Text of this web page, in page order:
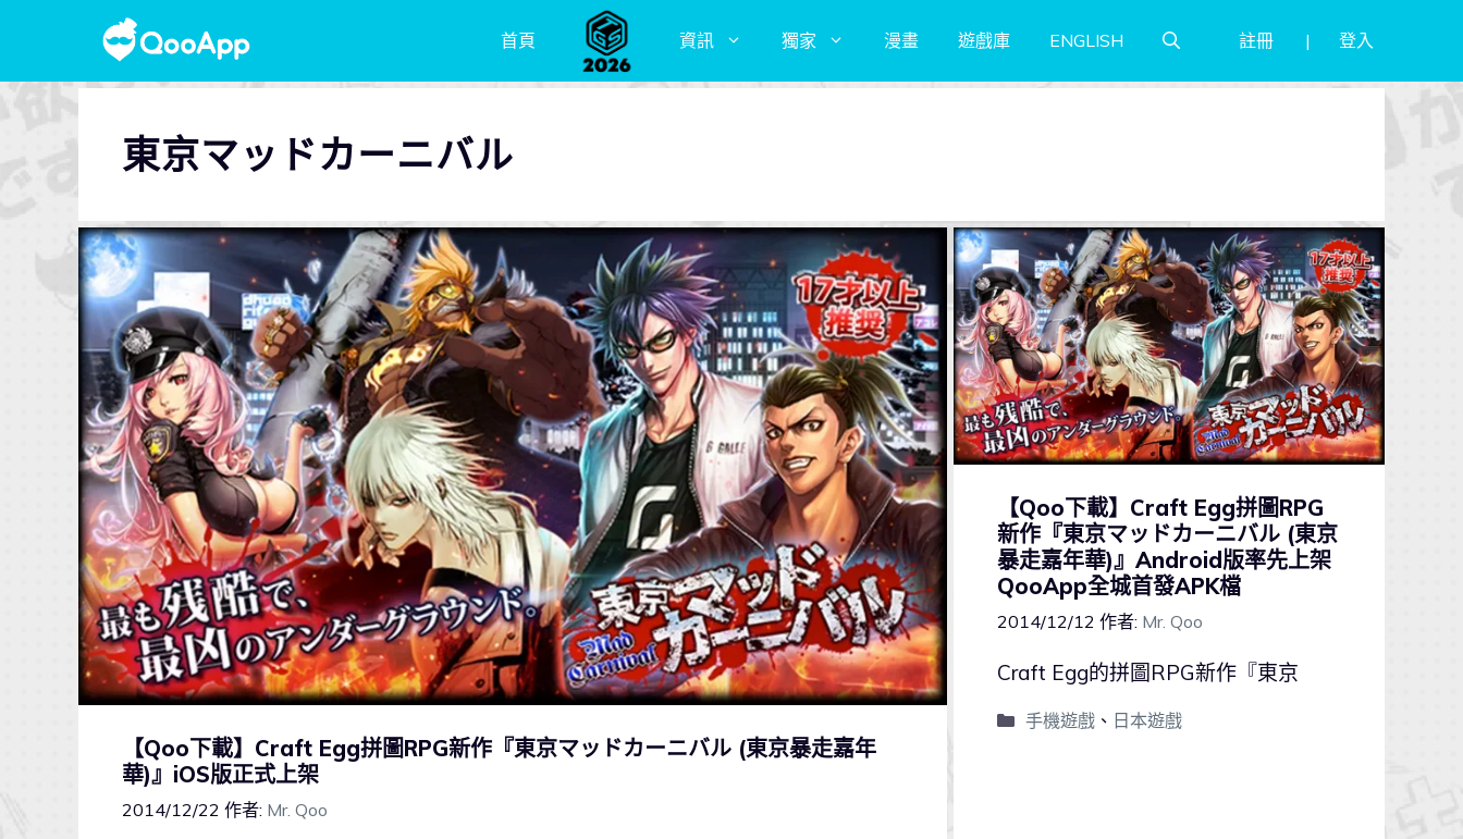
首頁 資訊 獨家 漫畫 遊戲庫 ENGLISH 註冊 登入
東京マッドカーニバル
【Qoo下載】Craft Egg拼圖RPG新作『東京マッドカーニバル (東京暴走嘉年
華)』iOS版正式上架
2014/12/22 作者: Mr. Qoo
【Qoo下載】Craft Egg拼圖RPG
新作『東京マッドカーニバル (東京
暴走嘉年華)』Android版率先上架
QooApp全城首發APK檔
2014/12/12 作者: Mr. Qoo
Craft Egg的拼圖RPG新作『東京
手機遊戲、 日本遊戲